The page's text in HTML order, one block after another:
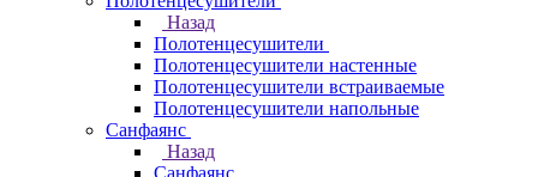
Назад
Полотенцесушители
Полотенцесушители настенные
Полотенцесушители встраиваемые
Полотенцесушители напольные
Санфаянс
Назад
Санфаянс